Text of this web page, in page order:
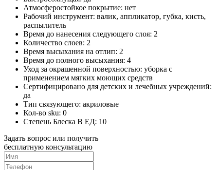
Атмосферостойкое покрытие: нет
Рабочий инструмент: валик, аппликатор, губка, кисть,
распылитель
Время до нанесения следующего слоя: 2
Количество слоев: 2
Время высыхания на отлип: 2
Время до полного высыхания: 4
Уход за окрашенной поверхностью: уборка с
применением мягких моющих средств
Сертифицировано для детских и лечебных учреждений:
да
Тип связующего: акриловые
Кол-во sku: 0
Степень Блеска В ЕД: 10
Задать вопрос или получить
бесплатную консультацию